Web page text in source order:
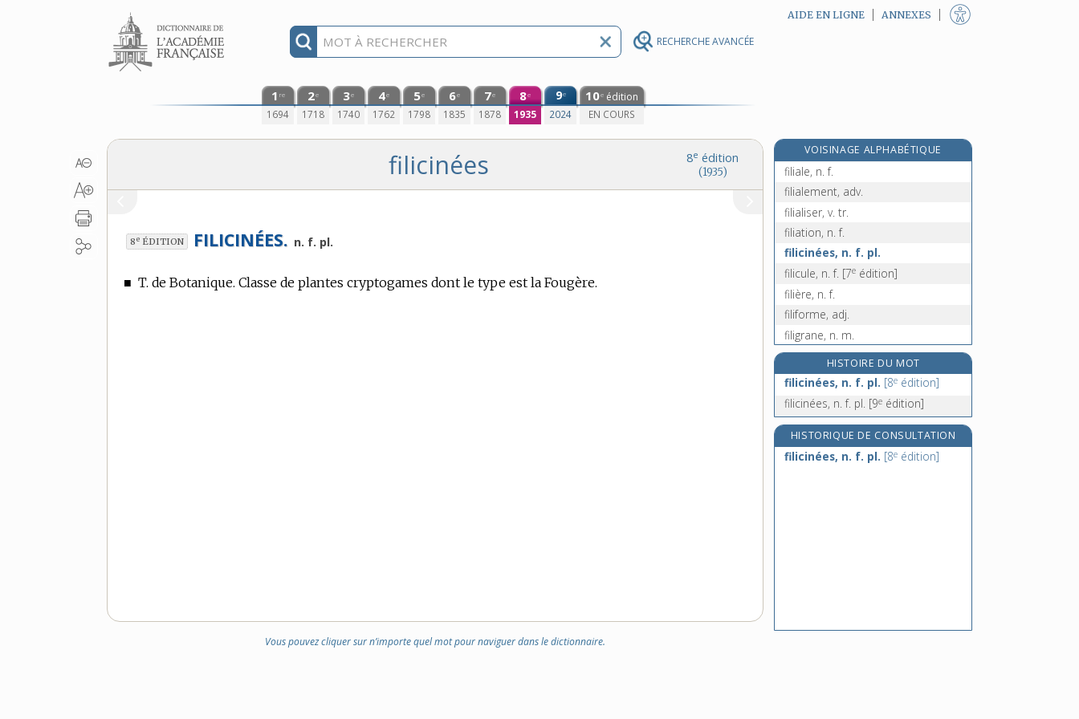
RECHERCHE AVANCÉE
Aller au contenu AIDE EN LIGNE ANNEXES
1 re
1694
2e
1718
3e
1740
4e
1762
5e
1798
6e
1835
7e
1878
8e
1935
9e
2024
10e édition
EN COURS
8e édition
(1935)
filicinées
8e ÉDITION FILICINÉES. n. f. pl.
■ T. de Botanique. Classe de plantes cryptogames dont le type est la Fougère.
Vous pouvez cliquer sur n’importe quel mot pour naviguer dans le dictionnaire.
VOISINAGE ALPHABÉTIQUE
filial, -ale, adj.
filiale, n. f.
filialement, adv.
filialiser, v. tr.
filiation, n. f.
filicinées, n. f. pl.
filicule, n. f. [7e édition]
filière, n. f.
filiforme, adj.
filigrane, n. m.
filigraner, v. tr.
filin, n. m.
filipendule, adj. et n. f.
fille, n. f.
fillette [I], n. f.
HISTOIRE DU MOT
filicinées, n. f. pl. [8e édition]
filicinées, n. f. pl. [9e édition]
HISTORIQUE DE CONSULTATION
filicinées, n. f. pl. [8e édition]